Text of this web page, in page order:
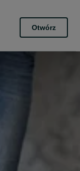
Otwórz